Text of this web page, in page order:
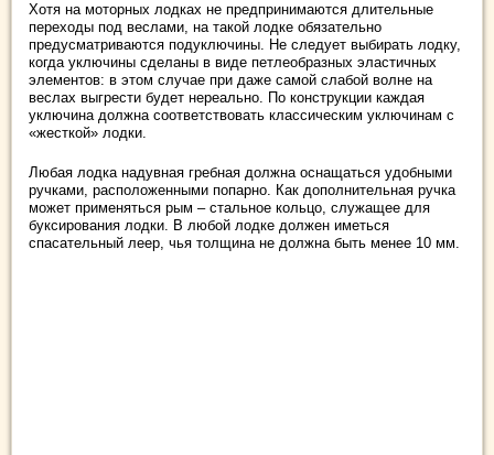
Хотя на моторных лодках не предпринимаются длительные
переходы под веслами, на такой лодке обязательно
предусматриваются подуключины. Не следует выбирать лодку,
когда уключины сделаны в виде петлеобразных эластичных
элементов: в этом случае при даже самой слабой волне на
веслах выгрести будет нереально. По конструкции каждая
уключина должна соответствовать классическим уключинам с
«жесткой» лодки.
Любая лодка надувная гребная должна оснащаться удобными
ручками, расположенными попарно. Как дополнительная ручка
может применяться рым – стальное кольцо, служащее для
буксирования лодки. В любой лодке должен иметься
спасательный леер, чья толщина не должна быть менее 10 мм.